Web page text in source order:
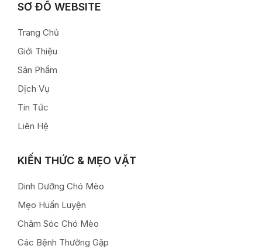
SƠ ĐỒ WEBSITE
Trang Chủ
Giới Thiệu
Sản Phẩm
Dịch Vụ
Tin Tức
Liên Hệ
KIẾN THỨC & MẸO VẶT
Dinh Dưỡng Chó Mèo
Mẹo Huấn Luyện
Chăm Sóc Chó Mèo
Các Bệnh Thường Gặp